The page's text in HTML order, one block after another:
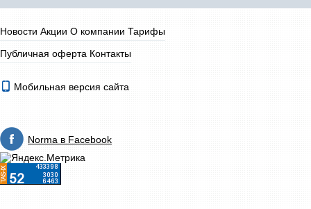
Новости Акции О компании Тарифы
Публичная оферта Контакты
Мобильная версия сайта
Norma в Facebook